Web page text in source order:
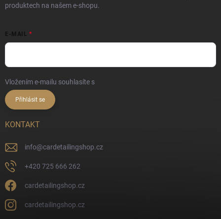
produktech na našem e-shopu.
E-MAIL
Vložením e-mailu souhlasíte s
Přihlásit se
KONTAKT
info@cardetailingshop.cz
+420 725 666 262
cardetailingshop.cz
cardetailingshop.cz